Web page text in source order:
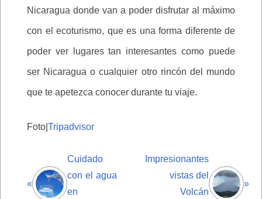
Nicaragua donde van a poder disfrutar al máximo
con el ecoturismo, que es una forma diferente de
poder ver lugares tan interesantes como puede
ser Nicaragua o cualquier otro rincón del mundo
que te apetezca conocer durante tu viaje.
Foto| Tripadvisor
«
Cuidado
con el agua
en
Impresionantes
vistas del
Volcán
»